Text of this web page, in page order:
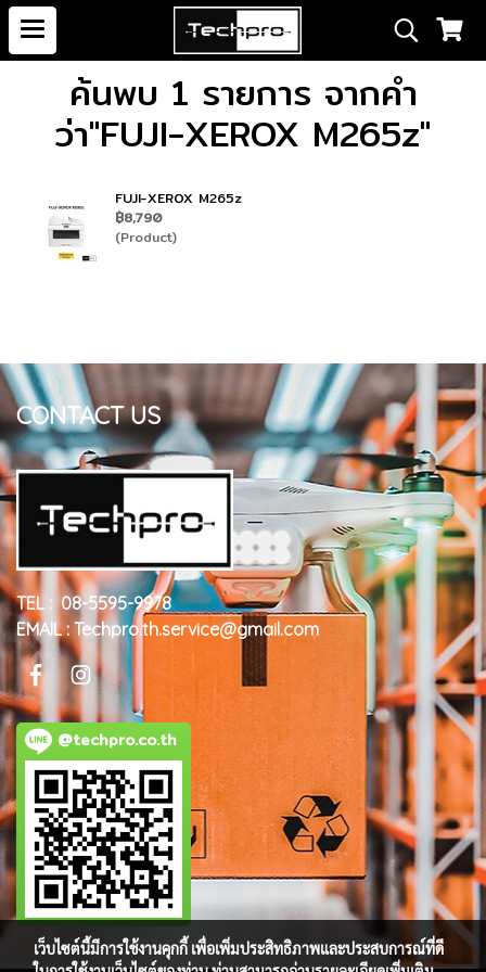
ค้นพบ 1 รายการ จากคำ
ว่า"FUJI-XEROX M265z"
FUJI-XEROX M265z
฿8,790
(Product)
CONTACT US
TEL : 08-5595-9978
EMAIL : Techpro.th.service@gmail.com
@techpro.co.th
เว็บไซต์นี้มีการใช้งานคุกกี้ เพื่อเพิ่มประสิทธิภาพและประสบการณ์ที่ดี